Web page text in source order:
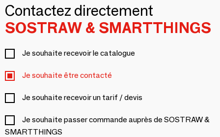
Contactez directement
SOSTRAW & SMARTTHINGS
Je souhaite recevoir le catalogue
Je souhaite être contacté
Je souhaite recevoir un tarif / devis
Je souhaite passer commande auprès de SOSTRAW &
SMARTTHINGS